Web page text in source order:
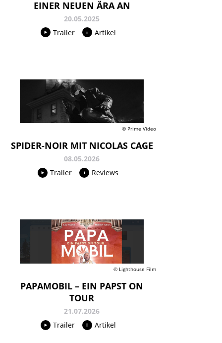
EINER NEUEN ÄRA AN
20.05.2025
Trailer
Artikel
© Prime Video
SPIDER-NOIR MIT NICOLAS CAGE
08.05.2026
Trailer
Reviews
© Lighthouse Film
PAPAMOBIL – EIN PAPST ON
TOUR
21.07.2026
Trailer
Artikel